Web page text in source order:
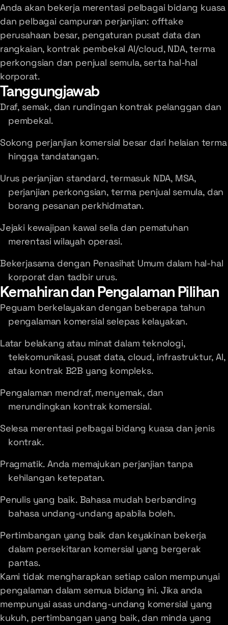
Anda akan bekerja merentasi pelbagai bidang kuasa
dan pelbagai campuran perjanjian: offtake
perusahaan besar, pengaturan pusat data dan
rangkaian, kontrak pembekal AI/cloud, NDA, terma
perkongsian dan penjual semula, serta hal-hal
korporat.
Tanggungjawab
Draf, semak, dan rundingan kontrak pelanggan dan
pembekal.
Sokong perjanjian komersial besar dari helaian terma
hingga tandatangan.
Urus perjanjian standard, termasuk NDA, MSA,
perjanjian perkongsian, terma penjual semula, dan
borang pesanan perkhidmatan.
Jejaki kewajipan kawal selia dan pematuhan
merentasi wilayah operasi.
Bekerjasama dengan Penasihat Umum dalam hal-hal
korporat dan tadbir urus.
Kemahiran dan Pengalaman Pilihan
Peguam berkelayakan dengan beberapa tahun
pengalaman komersial selepas kelayakan.
Latar belakang atau minat dalam teknologi,
telekomunikasi, pusat data, cloud, infrastruktur, AI,
atau kontrak B2B yang kompleks.
Pengalaman mendraf, menyemak, dan
merundingkan kontrak komersial.
Selesa merentasi pelbagai bidang kuasa dan jenis
kontrak.
Pragmatik. Anda memajukan perjanjian tanpa
kehilangan ketepatan.
Penulis yang baik. Bahasa mudah berbanding
bahasa undang-undang apabila boleh.
Pertimbangan yang baik dan keyakinan bekerja
dalam persekitaran komersial yang bergerak
pantas.
Kami tidak mengharapkan setiap calon mempunyai
pengalaman dalam semua bidang ini. Jika anda
mempunyai asas undang-undang komersial yang
kukuh, pertimbangan yang baik, dan minda yang